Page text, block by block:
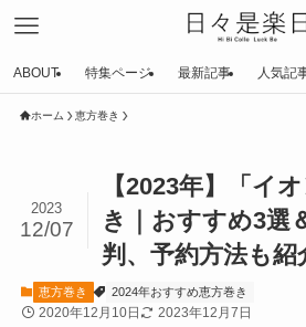
ABOUT 特集ページ 最新記事 人気記
ホーム 恵方巻き
【2023年】「イ
き｜おすすめ3選
判、予約方法も紹
2023
12/07
恵方巻き 2024年おすすめ恵方巻き
2020年12月10日 2023年12月7日